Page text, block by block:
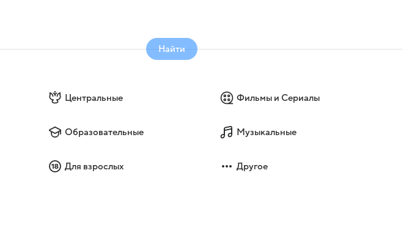
Найти
Центральные Фильмы и Сериалы
Образовательные Музыкальные
Для взрослых Другое